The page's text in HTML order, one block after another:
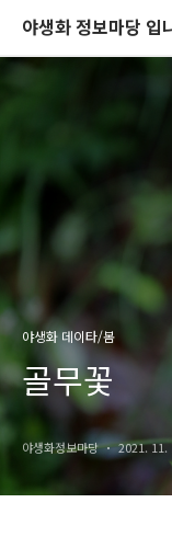
야생화 정보마당 입
야생화 데이타/봄
골무꽃
야생화정보마당 2021. 11.